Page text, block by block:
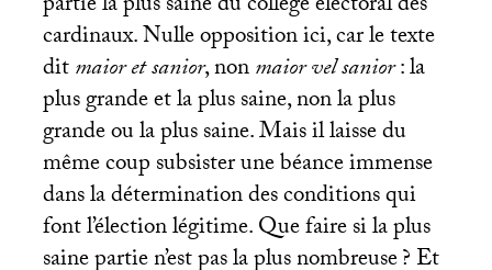
cardinaux. Nulle opposition ici, car le texte
ditmaior et sanior, nonmaior vel sanior: la
plus grande et la plus saine, non la plus
grande ou la plus saine. Mais il laisse du
même coup subsister une béance immense
dans la détermination des conditions qui
font l’élection légitime. Que faire si la plus
saine partie n’est pas la plus nombreuse? Et